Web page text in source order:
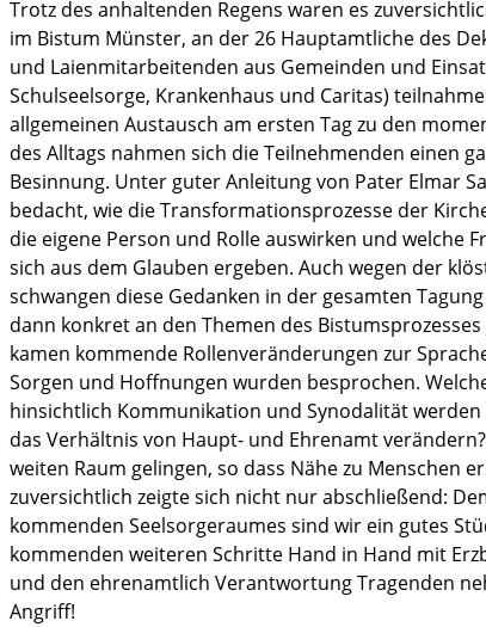
Trotz des anhaltenden Regens waren es
im Bistum Münster, an der 26 Hauptamtliche des
und Laienmitarbeitenden aus Gemeinden und
Schulseelsorge, Krankenhaus und Caritas)
allgemeinen Austausch am ersten Tag zu den
des Alltags nahmen sich die Teilnehmenden einen
Besinnung. Unter guter Anleitung von Pater Elmar
bedacht, wie die Transformationsprozesse der
die eigene Person und Rolle auswirken und welche
sich aus dem Glauben ergeben. Auch wegen der
schwangen diese Gedanken in der gesamten
dann konkret an den Themen des
kamen kommende Rollenveränderungen zur
Sorgen und Hoffnungen wurden besprochen.
hinsichtlich Kommunikation und Synodalität werden
das Verhältnis von Haupt- und Ehrenamt
weiten Raum gelingen, so dass Nähe zu Menschen
zuversichtlich zeigte sich nicht nur abschließend:
kommenden Seelsorgeraumes sind wir ein gutes
kommenden weiteren Schritte Hand in Hand mit
und den ehrenamtlich Verantwortung Tragenden
Angriff!